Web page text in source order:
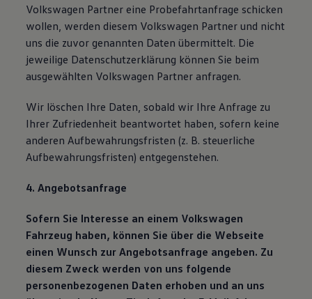
Volkswagen Partner eine Probefahrtanfrage schicken
wollen, werden diesem Volkswagen Partner und nicht
uns die zuvor genannten Daten übermittelt. Die
jeweilige Datenschutzerklärung können Sie beim
ausgewählten Volkswagen Partner anfragen.
Wir löschen Ihre Daten, sobald wir Ihre Anfrage zu
Ihrer Zufriedenheit beantwortet haben, sofern keine
anderen Aufbewahrungsfristen (z. B. steuerliche
Aufbewahrungsfristen) entgegenstehen.
4. Angebotsanfrage
Sofern Sie Interesse an einem Volkswagen
Fahrzeug haben, können Sie über die Webseite
einen Wunsch zur Angebotsanfrage angeben. Zu
diesem Zweck werden von uns folgende
personenbezogenen Daten erhoben und an uns